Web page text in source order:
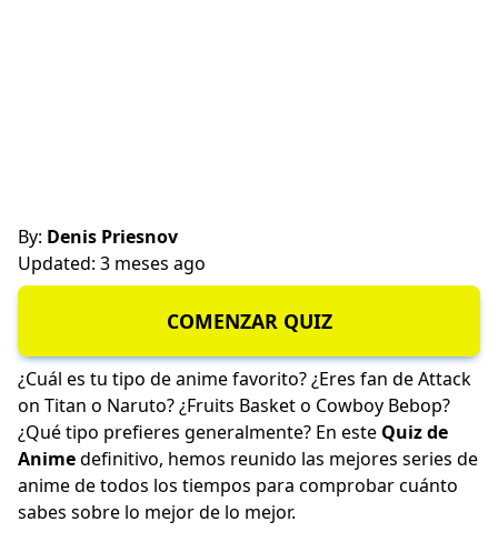
By: Denis Priesnov
Updated: 3 meses ago
COMENZAR QUIZ
¿Cuál es tu tipo de anime favorito? ¿Eres fan de Attack
on Titan o Naruto? ¿Fruits Basket o Cowboy Bebop?
¿Qué tipo prefieres generalmente? En este Quiz de
Animedefinitivo, hemos reunido las mejores series de
anime de todos los tiempos para comprobar cuánto
sabes sobre lo mejor de lo mejor.